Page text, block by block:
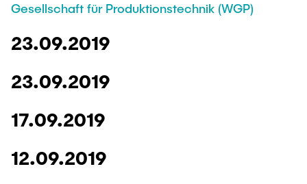
Gesellschaft für Produktionstechnik (WGP)
23.09.2019
23.09.2019
17.09.2019
12.09.2019